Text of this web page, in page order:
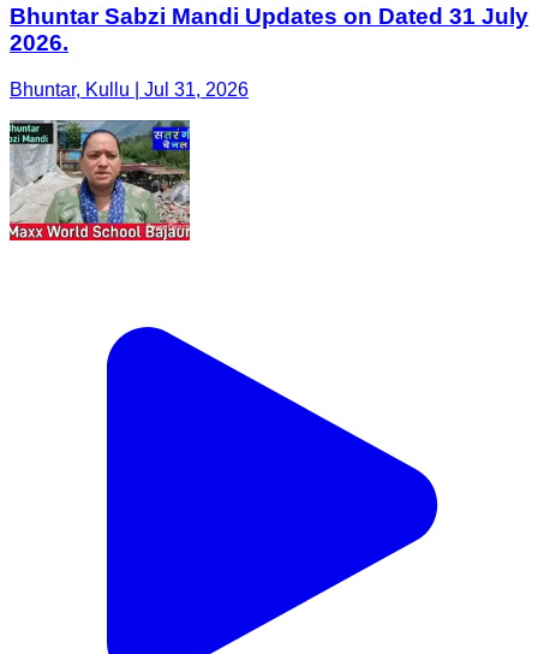
Bhuntar Sabzi Mandi Updates on Dated 31 July
2026.
Bhuntar, Kullu | Jul 31, 2026